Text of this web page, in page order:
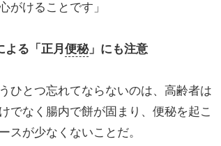
がけることです」
よる「正月 便秘」にも注意
ひとつ忘れてならないのは、高齢者は
でなく腸内で餅が固まり、便秘を起こ
スが少なくないことだ。